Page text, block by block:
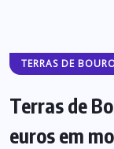
TERRAS DE
Terras de
euros em